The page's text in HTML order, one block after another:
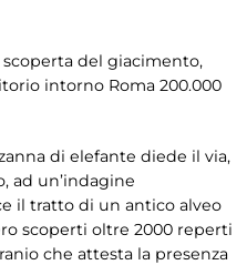
del giacimento,
intorno Roma 200.000
di elefante diede il via,
ad un’indagine
il tratto di un antico alveo
scoperti oltre 2000 reperti
che attesta la presenza